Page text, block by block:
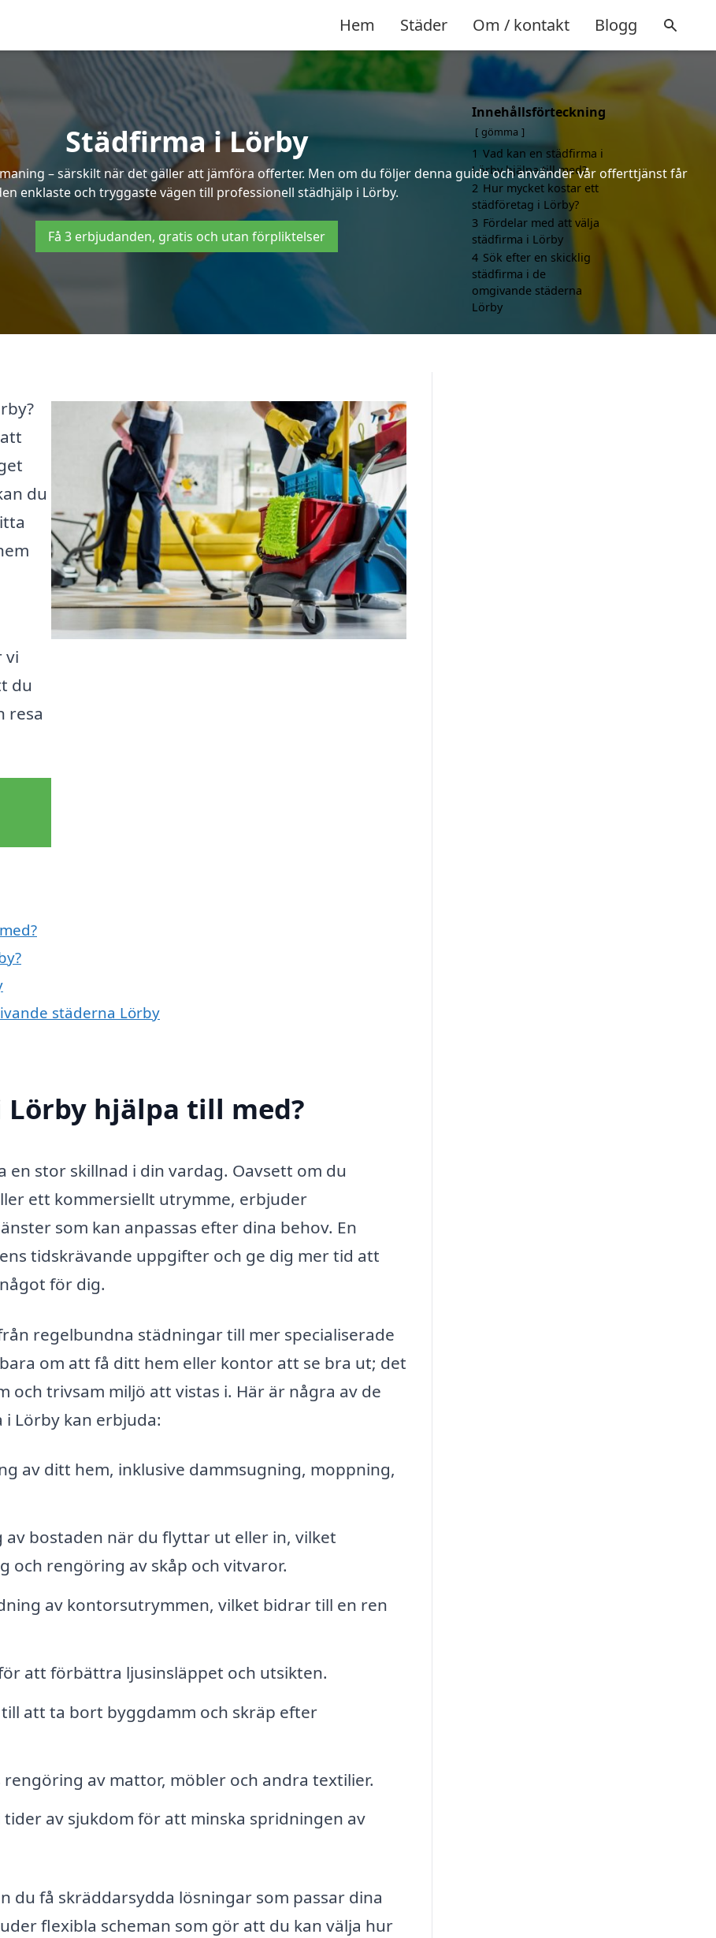
Hem Städer Om / kontakt Blogg
Städfirma i Lörby
– särskilt när det gäller att jämföra offerter. Men om du följer denna guide och använder vår offerttjänst får
enklaste och tryggaste vägen till professionell städhjälp i Lörby.
Få 3 erbjudanden, gratis och utan förpliktelser
du
vi
du
resa
städerna Lörby
hjälpa till med?
en stor skillnad i din vardag. Oavsett om du
ett kommersiellt utrymme, erbjuder
som kan anpassas efter dina behov. En
tidskrävande uppgifter och ge dig mer tid att
för dig.
regelbundna städningar till mer specialiserade
om att få ditt hem eller kontor att se bra ut; det
och trivsam miljö att vistas i. Här är några av de
Lörby kan erbjuda:
av ditt hem, inklusive dammsugning, moppning,
av bostaden när du flyttar ut eller in, vilket
rengöring av skåp och vitvaror.
av kontorsutrymmen, vilket bidrar till en ren
att förbättra ljusinsläppet och utsikten.
att ta bort byggdamm och skräp efter
rengöring av mattor, möbler och andra textilier.
tider av sjukdom för att minska spridningen av
du få skräddarsydda lösningar som passar dina
flexibla scheman som gör att du kan välja hur
Innehållsförteckning
gömma
1 Vad kan en städfirma i
Lörby hjälpa till med?
2 Hur mycket kostar ett
städföretag i Lörby?
3 Fördelar med att välja
städfirma i Lörby
4 Sök efter en skicklig
städfirma i de
omgivande städerna
Lörby